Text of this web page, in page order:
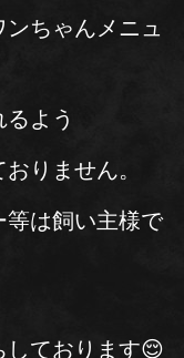
ちゃんメニュ
よう
りません。
は飼い主様で
ております😌